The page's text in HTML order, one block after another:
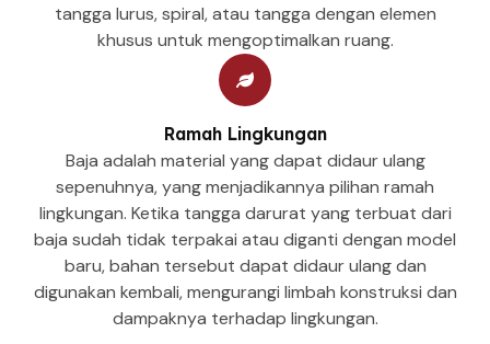
tangga lurus, spiral, atau tangga dengan elemen
khusus untuk mengoptimalkan ruang.
Ramah Lingkungan
Baja adalah material yang dapat didaur ulang
sepenuhnya, yang menjadikannya pilihan ramah
lingkungan. Ketika tangga darurat yang terbuat dari
baja sudah tidak terpakai atau diganti dengan model
baru, bahan tersebut dapat didaur ulang dan
digunakan kembali, mengurangi limbah konstruksi dan
dampaknya terhadap lingkungan.